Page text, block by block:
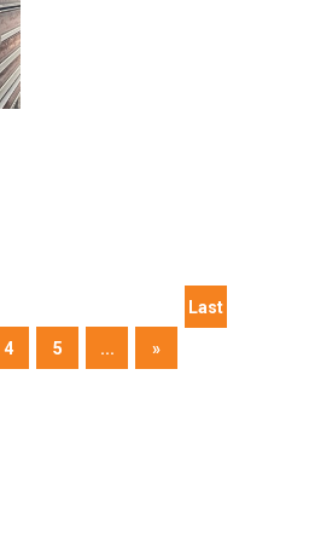
4 5 ... »
Last